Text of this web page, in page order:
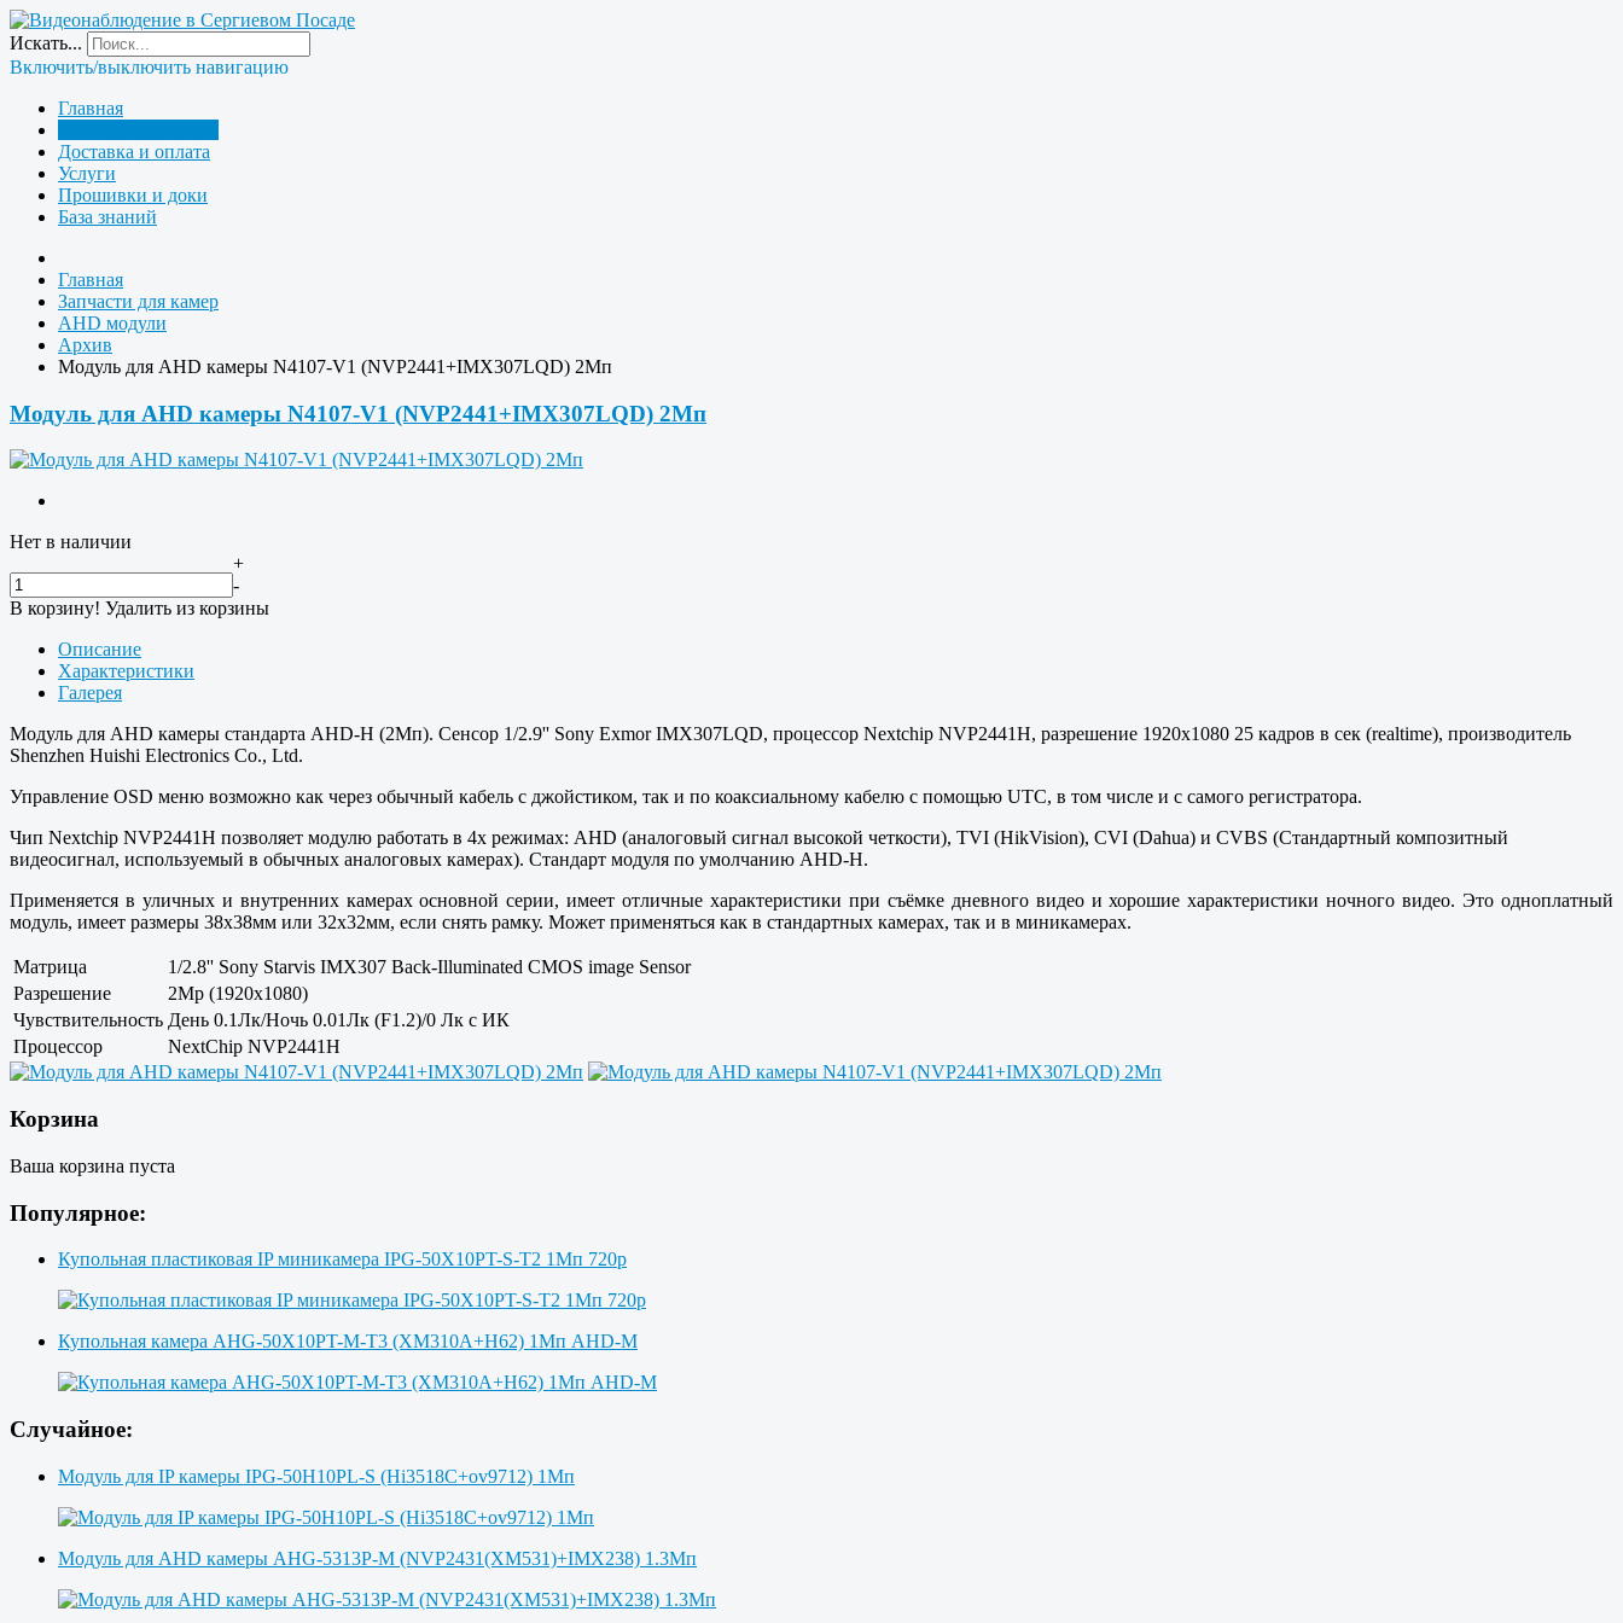
Искать...
Включить/выключить навигацию
Главная
Доставка и оплата
Услуги
Прошивки и доки
База знаний
Главная
Запчасти для камер
AHD модули
Архив
Модуль для AHD камеры N4107-V1 (NVP2441+IMX307LQD) 2Мп
Модуль для AHD камеры N4107-V1 (NVP2441+IMX307LQD) 2Мп
Нет в наличии
+
-
В корзину! Удалить из корзины
Описание
Характеристики
Галерея
Модуль для AHD камеры стандарта AHD-H (2Мп). Сенсор 1/2.9'' Sony Exmor IMX307LQD, процессор Nextchip NVP2441H, разрешение 1920x1080 25 кадров в сек (realtime), производитель
Shenzhen Huishi Electronics Co., Ltd.
Управление OSD меню возможно как через обычный кабель с джойстиком, так и по коаксиальному кабелю с помощью UTC, в том числе и с самого регистратора.
Чип Nextchip NVP2441H позволяет модулю работать в 4х режимах: AHD (аналоговый сигнал высокой четкости), TVI (HikVision), CVI (Dahua) и CVBS (Стандартный композитный
видеосигнал, используемый в обычных аналоговых камерах). Cтандарт модуля по умолчанию AHD-H.
Применяется в уличных и внутренних камерах основной серии, имеет отличные характеристики при съёмке дневного видео и хорошие характеристики ночного видео. Это одноплатный
модуль, имеет размеры 38x38мм или 32x32мм, если снять рамку. Может применяться как в стандартных камерах, так и в миникамерах.
Матрица
1/2.8'' Sony Starvis IMX307 Back-Illuminated CMOS image Sensor
Разрешение
2Mp (1920x1080)
Чувствительность День 0.1Лк/Ночь 0.01Лк (F1.2)/0 Лк с ИК
Процессор
NextChip NVP2441H
Корзина
Ваша корзина пуста
Популярное:
Купольная пластиковая IP миникамера IPG-50X10PT-S-T2 1Мп 720p
Купольная камера AHG-50X10PT-M-T3 (XM310A+H62) 1Мп AHD-M
Случайное:
Модуль для IP камеры IPG-50H10PL-S (Hi3518C+ov9712) 1Мп
Модуль для AHD камеры AHG-5313P-M (NVP2431(XM531)+IMX238) 1.3Мп